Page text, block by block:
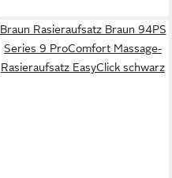
Braun Rasieraufsatz Braun 94PS
Series 9 ProComfort Massage-
Rasieraufsatz EasyClick schwarz